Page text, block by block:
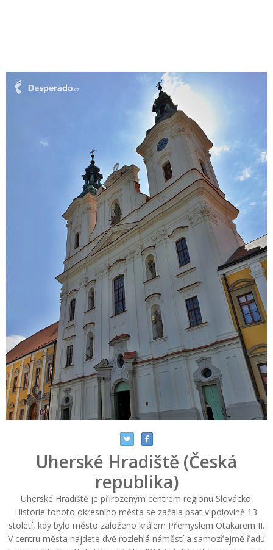
Uherské Hradiště (Česká
republika)
Uherské Hradiště je přirozeným centrem regionu Slovácko.
Historie tohoto okresního města se začala psát v polovině 13.
století, kdy bylo město založeno králem Přemyslem Otakarem II.
V centru města najdete dvě rozlehlá náměstí a samozřejmě řadu